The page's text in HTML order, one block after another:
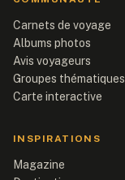
Carnets de voyage
Albums photos
Avis voyageurs
Groupes thématiques
Carte interactive
INSPIRATIONS
Magazine